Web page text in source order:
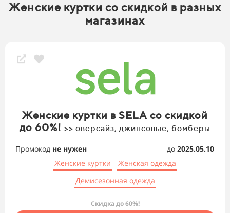
Женские куртки со скидкой в разных
магазинах
Женские куртки в SELA со скидкой
до 60%! >> оверсайз, джинсовые, бомберы
Промокод не нужен до 2025.05.10
Женские куртки
Женская одежда
Демисезонная одежда
Скидка до 60%!